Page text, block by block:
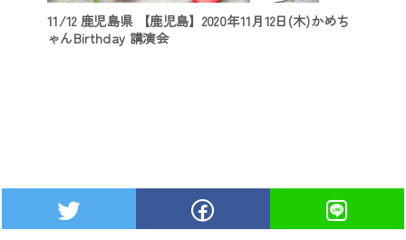
11/12 鹿児島県 【鹿児島】2020年11月12日(木)かめち
ゃんBirthday 講演会